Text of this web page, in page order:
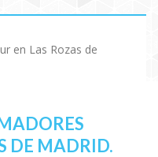
en Las Rozas de
DE MADRID.